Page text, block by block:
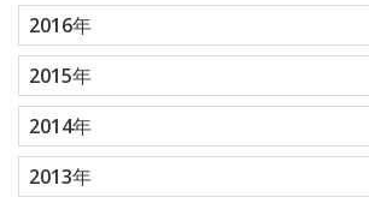
2016年
2015年
2014年
2013年